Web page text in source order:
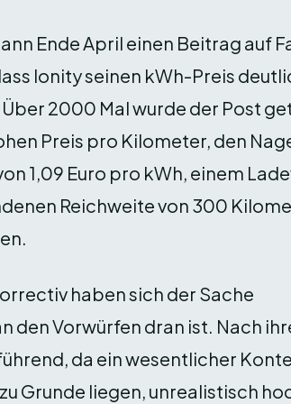
Ende April einen Beitrag auf
Ionity seinen kWh-Preis
2000 Mal wurde der Post
Preis pro Kilometer, den
1,09 Euro pro kWh, einem
Reichweite von 300
haben sich der Sache
den Vorwürfen dran ist. Nach
da ein wesentlicher
Grunde liegen, unrealistisch